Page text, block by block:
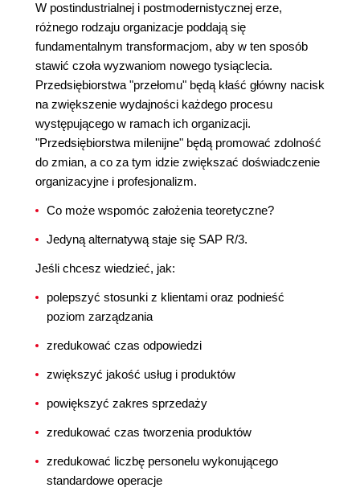
W postindustrialnej i postmodernistycznej erze,
różnego rodzaju organizacje poddają się
fundamentalnym transformacjom, aby w ten sposób
stawić czoła wyzwaniom nowego tysiąclecia.
Przedsiębiorstwa "przełomu" będą kłaść główny nacisk
na zwiększenie wydajności każdego procesu
występującego w ramach ich organizacji.
"Przedsiębiorstwa milenijne" będą promować zdolność
do zmian, a co za tym idzie zwiększać doświadczenie
organizacyjne i profesjonalizm.
Co może wspomóc założenia teoretyczne?
Jedyną alternatywą staje się SAP R/3.
Jeśli chcesz wiedzieć, jak:
polepszyć stosunki z klientami oraz podnieść
poziom zarządzania
zredukować czas odpowiedzi
zwiększyć jakość usług i produktów
powiększyć zakres sprzedaży
zredukować czas tworzenia produktów
zredukować liczbę personelu wykonującego
standardowe operacje